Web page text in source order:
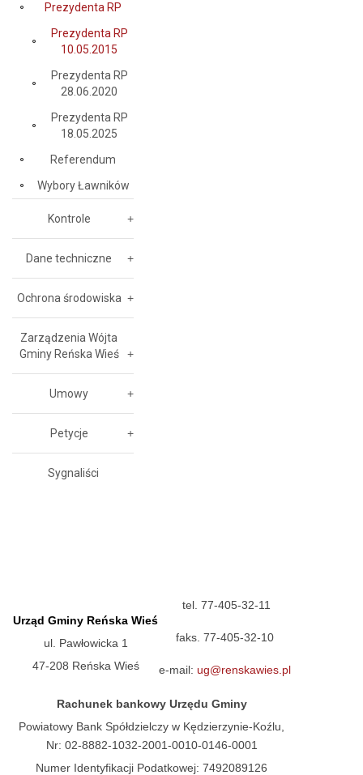
Prezydenta RP
Prezydenta RP
10.05.2015
Prezydenta RP
28.06.2020
Prezydenta RP
18.05.2025
Referendum
Wybory Ławników
Kontrole
Dane techniczne
Ochrona środowiska
Zarządzenia Wójta
Gminy Reńska Wieś
Umowy
Petycje
Sygnaliści
Urząd Gminy Reńska Wieś
ul. Pawłowicka 1
47-208 Reńska Wieś
tel. 77-405-32-11
faks. 77-405-32-10
e-mail: ug@renskawies.pl
Rachunek bankowy Urzędu Gminy
Powiatowy Bank Spółdzielczy w Kędzierzynie-Koźlu,
Nr: 02-8882-1032-2001-0010-0146-0001
Numer Identyfikacji Podatkowej: 7492089126